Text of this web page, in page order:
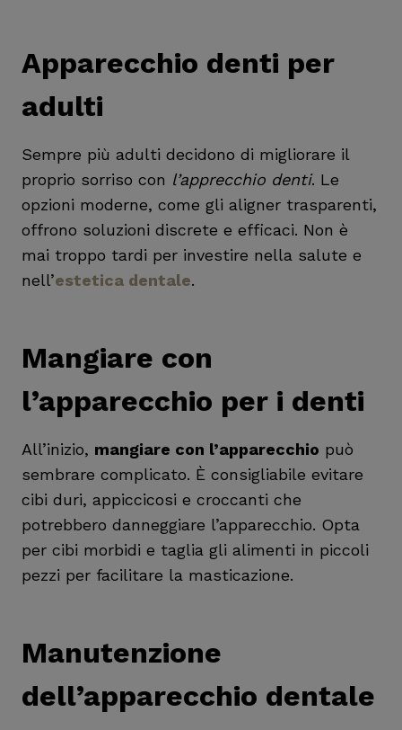
Apparecchio denti per
adulti
Sempre più adulti decidono di migliorare il
proprio sorriso con l’apprecchio denti. Le
opzioni moderne, come gli aligner trasparenti,
offrono soluzioni discrete e efficaci. Non è
mai troppo tardi per investire nella salute e
nell’estetica dentale.
Mangiare con
l’apparecchio per i denti
All’inizio, mangiare con l’apparecchio può
sembrare complicato. È consigliabile evitare
cibi duri, appiccicosi e croccanti che
potrebbero danneggiare l’apparecchio. Opta
per cibi morbidi e taglia gli alimenti in piccoli
pezzi per facilitare la masticazione.
Manutenzione
dell’apparecchio dentale